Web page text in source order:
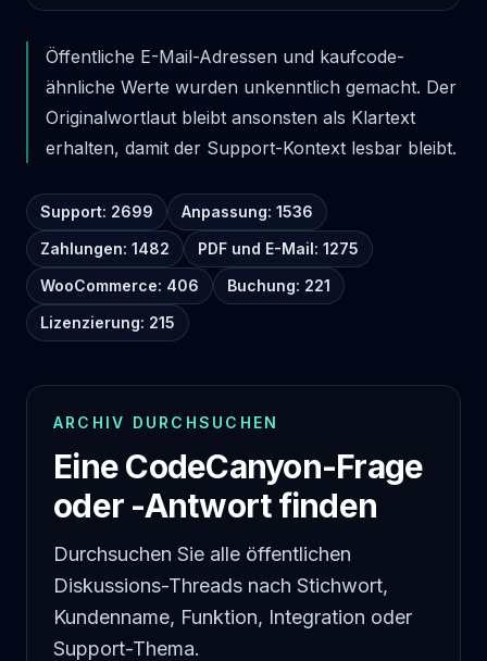
Öffentliche E-Mail-Adressen und kaufcode-
ähnliche Werte wurden unkenntlich gemacht. Der
Originalwortlaut bleibt ansonsten als Klartext
erhalten, damit der Support-Kontext lesbar bleibt.
Support: 2699
Anpassung: 1536
Zahlungen: 1482
PDF und E-Mail: 1275
WooCommerce: 406
Buchung: 221
Lizenzierung: 215
ARCHIV DURCHSUCHEN
Eine CodeCanyon-Frage
oder -Antwort finden
Durchsuchen Sie alle öffentlichen
Diskussions-Threads nach Stichwort,
Kundenname, Funktion, Integration oder
Support-Thema.